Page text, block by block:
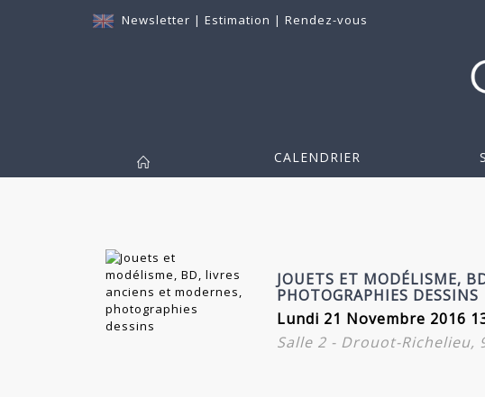
Newsletter | Estimation | Rendez-vous
CALENDRIER
JOUETS ET MODÉLISME,
PHOTOGRAPHIES DESSINS
Lundi 21 Novembre 2016
Salle 2 - Drouot-Richelieu,